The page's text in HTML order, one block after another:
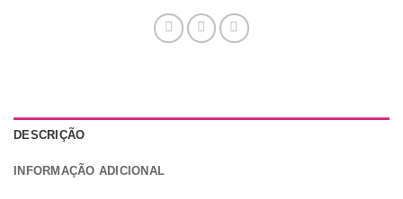
DESCRIÇÃO
INFORMAÇÃO ADICIONAL